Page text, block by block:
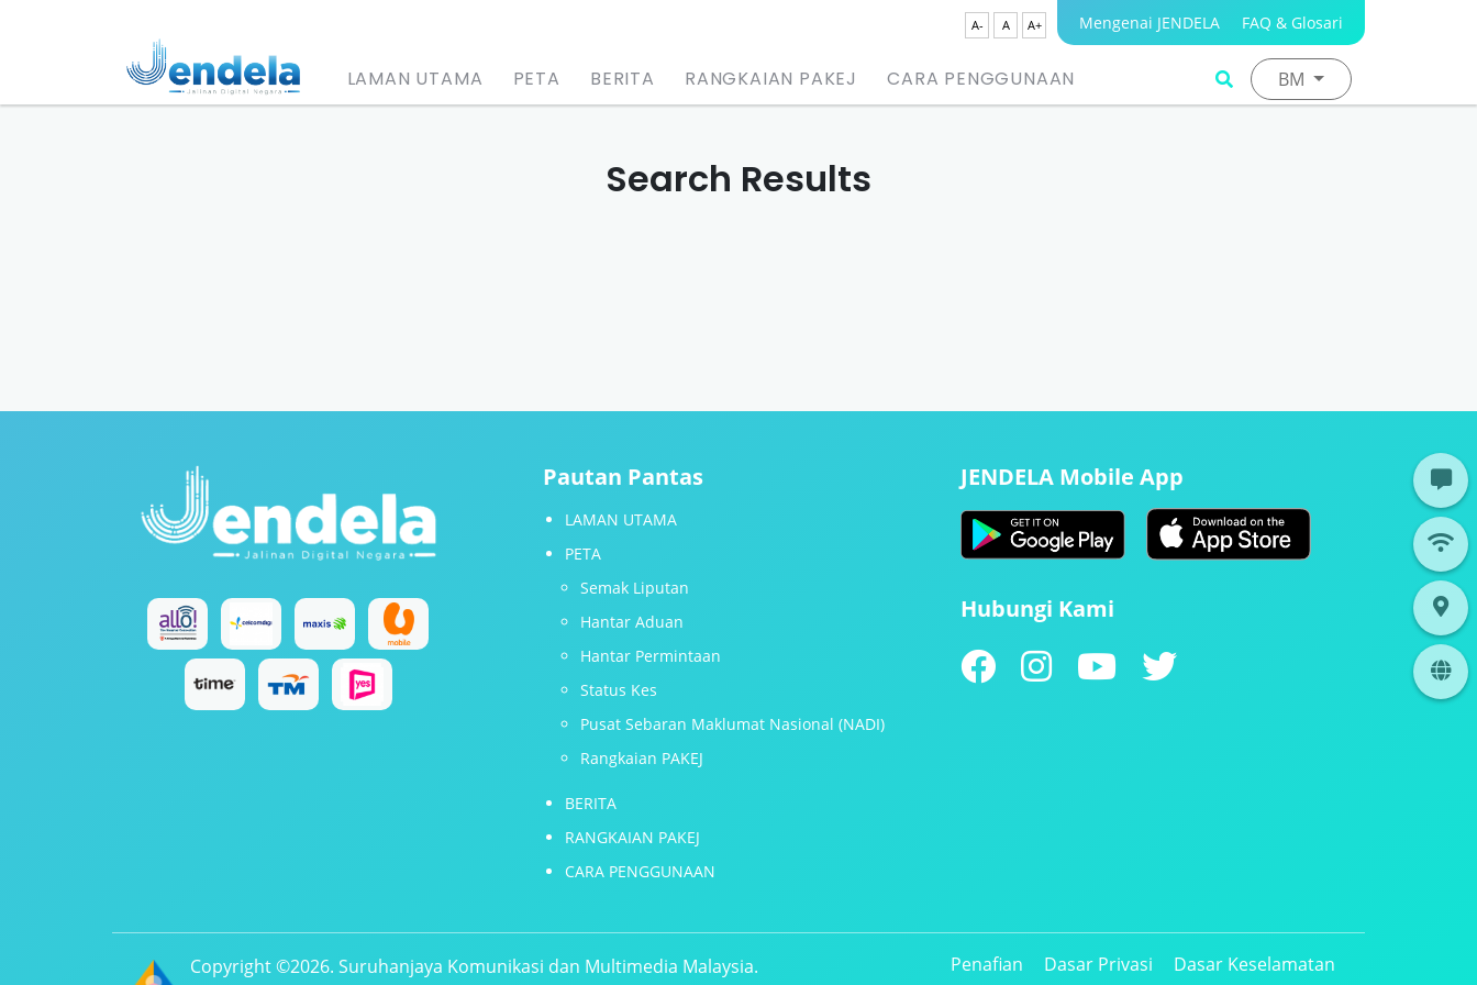
A- A A+ Mengenai JENDELA FAQ & Glosari
LAMAN UTAMA PETA BERITA RANGKAIAN PAKEJ CARA PENGGUNAAN BM
Search Results
Pautan Pantas
LAMAN UTAMA
PETA
Semak Liputan
Hantar Aduan
Hantar Permintaan
Status Kes
Pusat Sebaran Maklumat Nasional (NADI)
Rangkaian PAKEJ
BERITA
RANGKAIAN PAKEJ
CARA PENGGUNAAN
JENDELA Mobile App
Hubungi Kami
Copyright ©2026. Suruhanjaya Komunikasi dan Multimedia Malaysia. Penafian Dasar Privasi Dasar Keselamatan